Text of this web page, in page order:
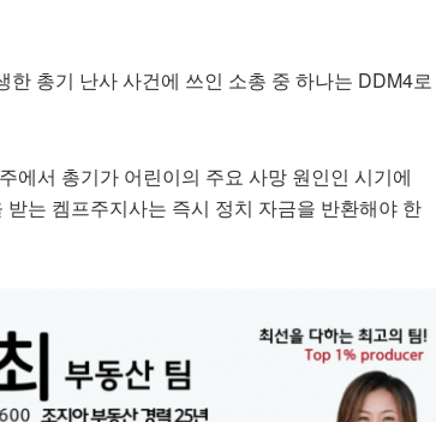
총기 난사 사건에 쓰인 소총 중 하나는 DDM4로
에서 총기가 어린이의 주요 사망 원인인 시기에
는 켐프주지사는 즉시 정치 자금을 반환해야 한